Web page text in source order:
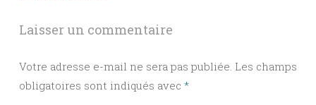
Laisser un commentaire
Votre adresse e-mail ne sera pas publiée. Les champs
obligatoires sont indiqués avec *